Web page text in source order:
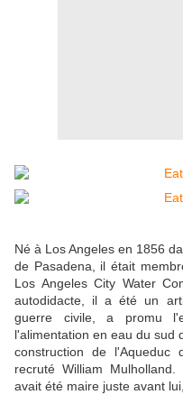
Né à Los Angeles en 1856
de Pasadena, il était
Los Angeles City Water
autodidacte, il a été un
guerre civile, a promu
l'alimentation en eau du sud
construction de
recruté William
avait été maire juste avant